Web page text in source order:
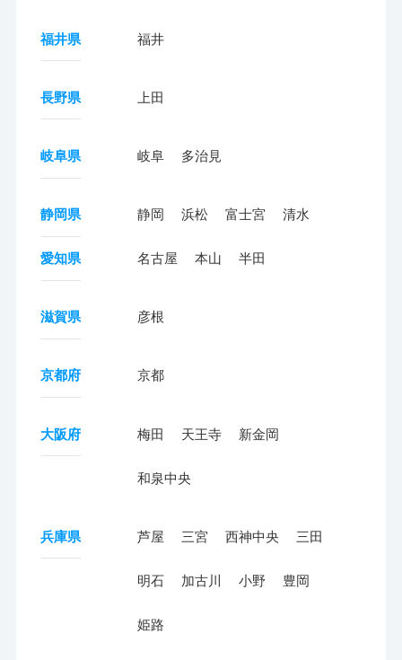
福井県 福井
長野県 上田
岐阜県 岐阜 多治見
静岡県 静岡 浜松 富士宮 清水
愛知県 名古屋 本山 半田
滋賀県 彦根
京都府 京都
大阪府 梅田 天王寺 新金岡
和泉中央
兵庫県 芦屋 三宮 西神中央 三田
明石 加古川 小野 豊岡
姫路